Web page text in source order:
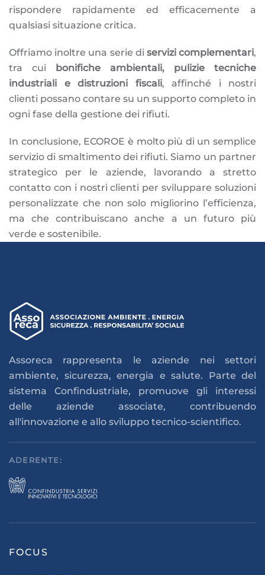
rispondere rapidamente ed efficacemente a
qualsiasi situazione critica.
Offriamo inoltre una serie di servizi complementari,
tra cui bonifiche ambientali, pulizie tecniche
industriali e distruzioni fiscali, affinché i nostri
clienti possano contare su un supporto completo in
ogni fase della gestione dei rifiuti.
In conclusione, ECOROE è molto più di un semplice
servizio di smaltimento dei rifiuti. Siamo un partner
strategico per le aziende, lavorando a stretto
contatto con i nostri clienti per sviluppare soluzioni
personalizzate che non solo migliorino l’efficienza,
ma che contribuiscano anche a un futuro più
verde e sostenibile.
Assoreca rappresenta le aziende nei settori
ambiente, sicurezza, energia e salute. Parte del
sistema Confindustriale, promuove gli interessi
delle aziende associate, contribuendo
all'innovazione e allo sviluppo tecnico-scientifico.
ADERENTE:
FOCUS